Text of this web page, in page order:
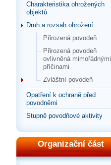
Charakteristika ohrožených
objektů
Druh a rozsah ohrožení
Přirozená povodeň
Přirozená povodeň
ovlivněná mimořádnými
příčinami
Zvláštní povodeň
Opatření k ochraně před
povodněmi
Stupně povodňové aktivity
Organizační část